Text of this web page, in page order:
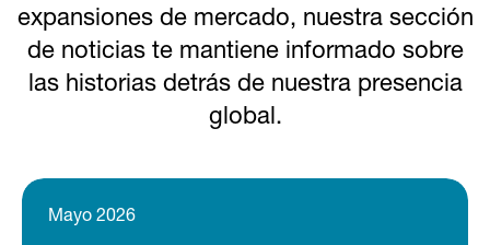
expansiones de mercado, nuestra sección
de noticias te mantiene informado sobre
las historias detrás de nuestra presencia
global.
Mayo 2026